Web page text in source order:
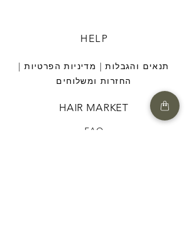
HELP
תנאים והגבלות | מדיניות הפרטיות |
החזרות ומשלוחים
HAIR MARKET
FAQ